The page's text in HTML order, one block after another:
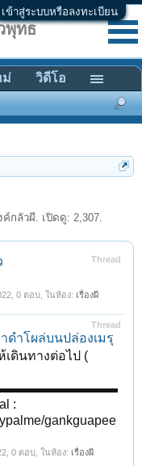
เข้าสู่ระบบหรือลงทะเบียน
กลัวผี. เปิดดู: 2,307.
Thread
, 0 ตอบ, ในห้อง: เรื่องผี
Thread
ดำโผล่บนปล่องเมรุ
เดินทางต่อไป (
:
gankguapee
, 0 ตอบ, ในห้อง: เรื่องผี
พุทธ
ม่ วิดีโอ